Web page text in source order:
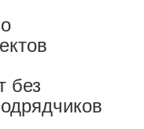
без